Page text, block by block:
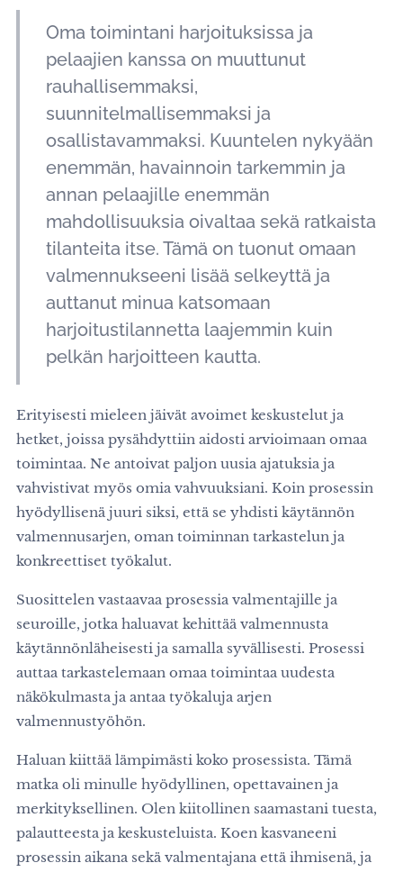
Oma toimintani harjoituksissa ja
pelaajien kanssa on muuttunut
rauhallisemmaksi,
suunnitelmallisemmaksi ja
osallistavammaksi. Kuuntelen nykyään
enemmän, havainnoin tarkemmin ja
annan pelaajille enemmän
mahdollisuuksia oivaltaa sekä ratkaista
tilanteita itse. Tämä on tuonut omaan
valmennukseeni lisää selkeyttä ja
auttanut minua katsomaan
harjoitustilannetta laajemmin kuin
pelkän harjoitteen kautta.
Erityisesti mieleen jäivät avoimet keskustelut ja
hetket, joissa pysähdyttiin aidosti arvioimaan omaa
toimintaa. Ne antoivat paljon uusia ajatuksia ja
vahvistivat myös omia vahvuuksiani. Koin prosessin
hyödyllisenä juuri siksi, että se yhdisti käytännön
valmennusarjen, oman toiminnan tarkastelun ja
konkreettiset työkalut.
Suosittelen vastaavaa prosessia valmentajille ja
seuroille, jotka haluavat kehittää valmennusta
käytännönläheisesti ja samalla syvällisesti. Prosessi
auttaa tarkastelemaan omaa toimintaa uudesta
näkökulmasta ja antaa työkaluja arjen
valmennustyöhön.
Haluan kiittää lämpimästi koko prosessista. Tämä
matka oli minulle hyödyllinen, opettavainen ja
merkityksellinen. Olen kiitollinen saamastani tuesta,
palautteesta ja keskusteluista. Koen kasvaneeni
prosessin aikana sekä valmentajana että ihmisenä, ja